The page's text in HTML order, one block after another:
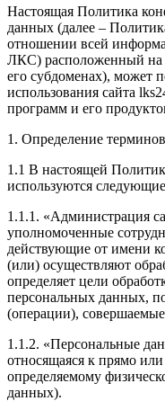
Настоящая Политика
данных (далее –
отношении всей
ЛКС) расположенный на
его субдоменах), может
использования сайта
программ и его
1. Определение терминов
1.1 В настоящей
используются
1.1.1. «Администрация
уполномоченные
действующие от имени
(или) осуществляют
определяет цели
персональных данных,
(операции),
1.1.2. «Персональные
относящаяся к прямо
определяемому
данных).